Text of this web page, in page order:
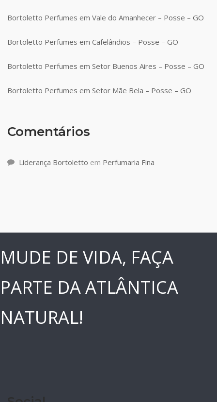
Bortoletto Perfumes em Vale do Amanhecer – Posse – GO
Bortoletto Perfumes em Cafelândios – Posse – GO
Bortoletto Perfumes em Setor Buenos Aires – Posse – GO
Bortoletto Perfumes em Setor Mãe Bela – Posse – GO
Comentários
Liderança Bortoletto em Perfumaria Fina
MUDE DE VIDA, FAÇA
PARTE DA ATLÂNTICA
NATURAL!